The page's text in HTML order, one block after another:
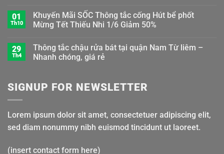
01
Th10
Khuyến Mãi SỐC Thông tắc cống Hút bể phốt
Mừng Tết Thiếu Nhi 1/6 Giảm 50%
29
Th4
Thông tắc chậu rửa bát tại quận Nam Từ liêm –
Nhanh chóng, giá rẻ
SIGNUP FOR NEWSLETTER
Lorem ipsum dolor sit amet, consectetuer adipiscing elit,
sed diam nonummy nibh euismod tincidunt ut laoreet.
(insert contact form here)